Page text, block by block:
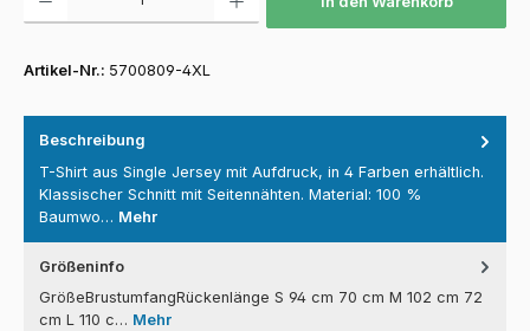
Artikel-Nr.: 5700809-4XL
Beschreibung
T-Shirt aus Single Jersey mit Aufdruck, in 4 Farben erhältlich.
Klassischer Schnitt mit Seitennähten. Material: 100 %
Baumwo… Mehr
Größeninfo
GrößeBrustumfangRückenlänge S 94 cm 70 cm M 102 cm 72
cm L 110 c… Mehr